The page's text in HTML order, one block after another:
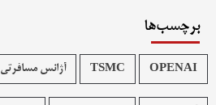
برچسب‌ها
OPENAI
TSMC آژانس مسافرتی